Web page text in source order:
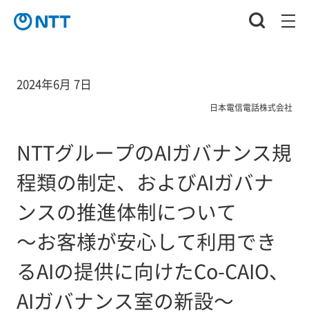
2024年6月 7日
日本電信電話株式会社
NTTグループのAIガバナンス規
程類の制定、およびAIガバナ
ンスの推進体制について
～お客様が安心して利用でき
るAIの提供に向けたCo-CAIO、
AIガバナンス室の新設～